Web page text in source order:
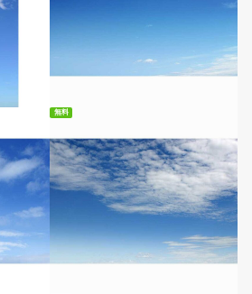
無料ダウンロード
無料
無料ダウンロード